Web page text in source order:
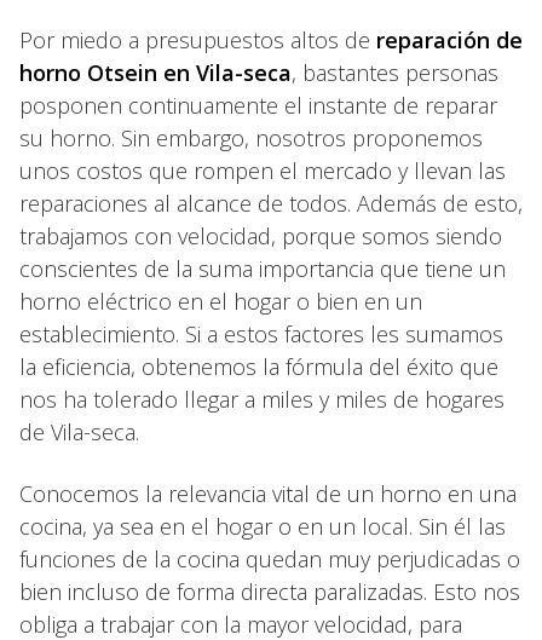
Por miedo a presupuestos altos de reparación de
horno Otsein en Vila-seca, bastantes personas
posponen continuamente el instante de reparar
su horno. Sin embargo, nosotros proponemos
unos costos que rompen el mercado y llevan las
reparaciones al alcance de todos. Además de esto,
trabajamos con velocidad, porque somos siendo
conscientes de la suma importancia que tiene un
horno eléctrico en el hogar o bien en un
establecimiento. Si a estos factores les sumamos
la eficiencia, obtenemos la fórmula del éxito que
nos ha tolerado llegar a miles y miles de hogares
de Vila-seca.
Conocemos la relevancia vital de un horno en una
cocina, ya sea en el hogar o en un local. Sin él las
funciones de la cocina quedan muy perjudicadas o
bien incluso de forma directa paralizadas. Esto nos
obliga a trabajar con la mayor velocidad, para